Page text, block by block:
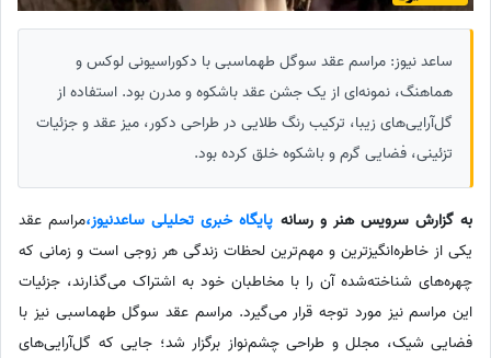
ساعد نیوز: مراسم عقد سوگل طهماسبی با دکوراسیونی لوکس و
هماهنگ، نمونه‌ای از یک جشن عقد باشکوه و مدرن بود. استفاده از
گل‌آرایی‌های زیبا، ترکیب رنگ طلایی در طراحی دکور، میز عقد و جزئیات
تزئینی، فضایی گرم و باشکوه خلق کرده بود.
به گزارش سرویس هنر و رسانه پایگاه خبری تحلیلی ساعدنیوز،مراسم عقد
یکی از خاطره‌انگیزترین و مهم‌ترین لحظات زندگی هر زوجی است و زمانی که
چهره‌های شناخته‌شده آن را با مخاطبان خود به اشتراک می‌گذارند، جزئیات
این مراسم نیز مورد توجه قرار می‌گیرد. مراسم عقد سوگل طهماسبی نیز با
فضایی شیک، مجلل و طراحی چشم‌نواز برگزار شد؛ جایی که گل‌آرایی‌های